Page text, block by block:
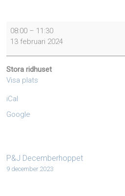
Ridskoleverksamhet
08:00 – 11:30
13 februari 2024
Stora ridhuset
Visa plats
iCal
Google
P&J Decemberhoppet
9 december 2023